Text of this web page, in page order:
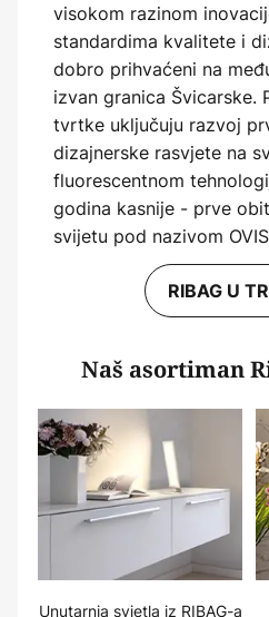
visokom razinom
standardima kvalitete i
dobro prihvaćeni na
izvan granica Švicarske.
tvrtke uključuju razvoj
dizajnerske rasvjete na
fluorescentnom
godina kasnije - prve
svijetu pod nazivom
RIBAG U
Naš asortiman
Unutarnja svjetla iz RIBAG-a